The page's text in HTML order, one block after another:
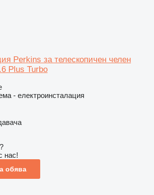
Perkins за телескопичен челен
Plus Turbo
- електроинсталация
нас!
обява